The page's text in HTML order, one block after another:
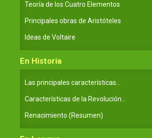
Teoría de los Cuatro Elementos
Principales obras de Aristóteles
Ideas de Voltaire
En Historia
Las principales características...
Características de la Revolución...
Renacimiento (Resumen)